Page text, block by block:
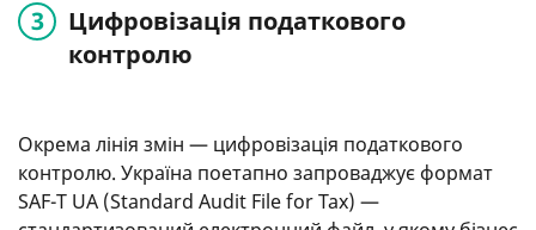
Цифровізація податкового
контролю
Окрема лінія змін — цифровізація податкового
контролю. Україна поетапно запроваджує формат
SAF-T UA (Standard Audit File for Tax) —